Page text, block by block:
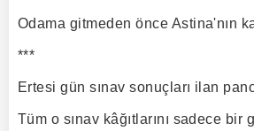
Odama gitmeden önce Astina'nın
***
Ertesi gün sınav sonuçları ilan
Tüm o sınav kâğıtlarını sadece bir